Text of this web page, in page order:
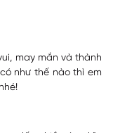
may mắn và thành
như thế nào thì em